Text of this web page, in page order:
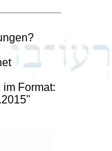
im Format:
"